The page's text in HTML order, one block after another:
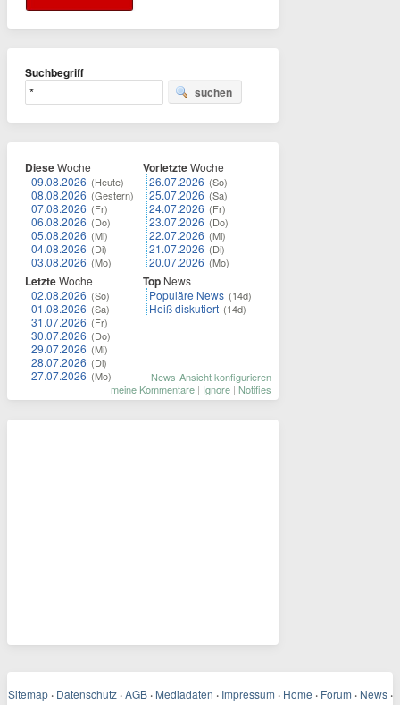
Suchbegriff
suchen
DieseWoche
09.08.2026 (Heute)
08.08.2026 (Gestern)
07.08.2026 (Fr)
06.08.2026 (Do)
05.08.2026 (Mi)
04.08.2026 (Di)
03.08.2026 (Mo)
LetzteWoche
02.08.2026 (So)
01.08.2026 (Sa)
31.07.2026 (Fr)
30.07.2026 (Do)
29.07.2026 (Mi)
28.07.2026 (Di)
27.07.2026 (Mo)
VorletzteWoche
26.07.2026 (So)
25.07.2026 (Sa)
24.07.2026 (Fr)
23.07.2026 (Do)
22.07.2026 (Mi)
21.07.2026 (Di)
20.07.2026 (Mo)
Top News
Populäre News (14d)
Heiß diskutiert (14d)
News-Ansicht konfigurieren
meine Kommentare | Ignore | Notifies
Sitemap · Datenschutz · AGB · Mediadaten · Impressum · Home · Forum · News ·